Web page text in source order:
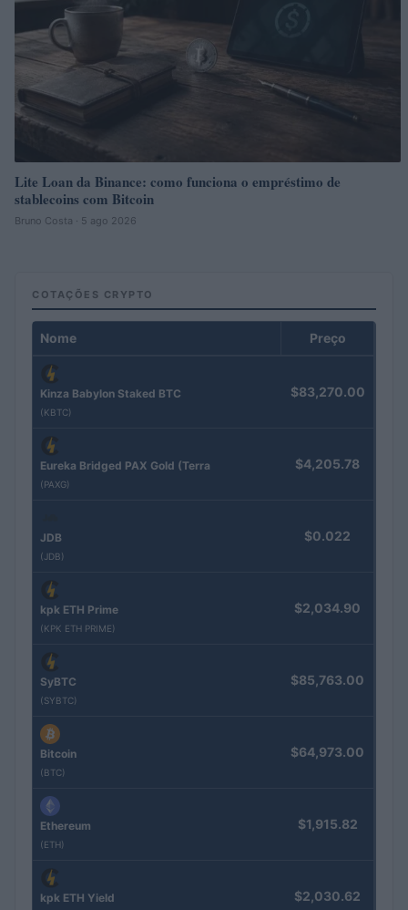
Lite Loan da Binance: como funciona o empréstimo de
stablecoins com Bitcoin
Bruno Costa · 5 ago 2026
COTAÇÕES CRYPTO
Nome Preço
Kinza Babylon Staked BTC
(KBTC)
$83,270.00
Eureka Bridged PAX Gold (Terra
(PAXG)
$4,205.78
JDB
(JDB)
$0.022
kpk ETH Prime
(KPK ETH PRIME)
$2,034.90
SyBTC
(SYBTC)
$85,763.00
Bitcoin
(BTC)
$64,973.00
Ethereum
(ETH)
$1,915.82
kpk ETH Yield $2,030.62